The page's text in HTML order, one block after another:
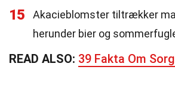
15
Akacieblomster tiltrækker
herunder bier og
READ ALSO: 39 Fakta Om